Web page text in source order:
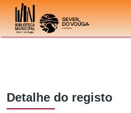
Ir para o conteúdo
Detalhe do registo